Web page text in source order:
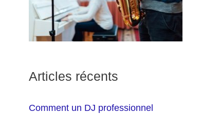
Articles récents
Comment un DJ professionnel